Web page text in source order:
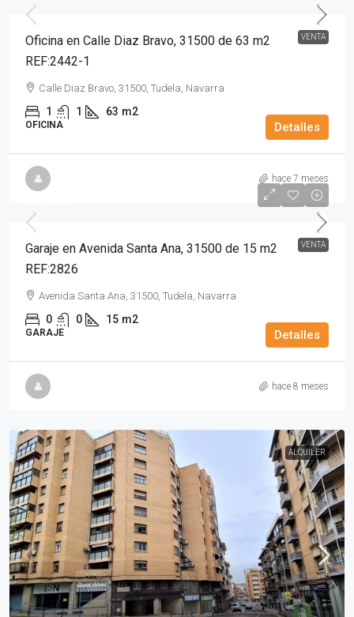
VENTA
Oficina en Calle Diaz Bravo, 31500 de 63 m2
REF:2442-1
Calle Diaz Bravo, 31500, Tudela, Navarra
1 1 63 m2
OFICINA Detalles
hace 7 meses
VENTA
Garaje en Avenida Santa Ana, 31500 de 15 m2
REF:2826
Avenida Santa Ana, 31500, Tudela, Navarra
0 0 15 m2
GARAJE Detalles
hace 8 meses
ALQUILER